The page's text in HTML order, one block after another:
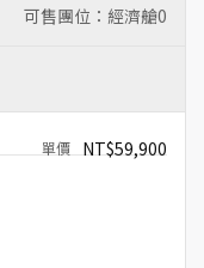
可售團位：經濟艙0
NT$59,900